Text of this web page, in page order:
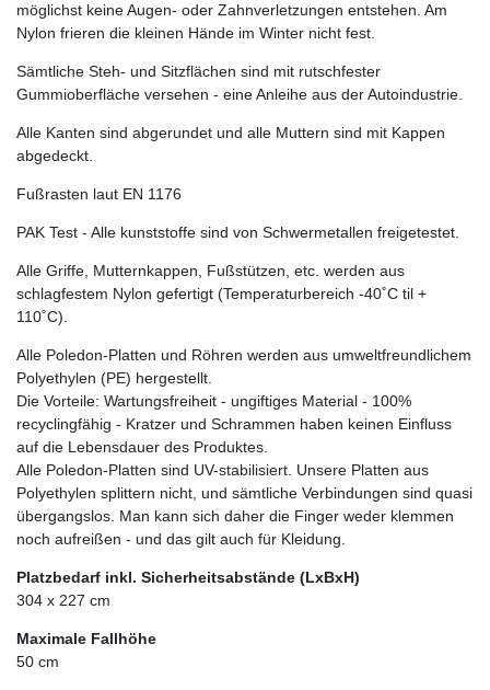
möglichst keine Augen- oder Zahnverletzungen entstehen. Am
Nylon frieren die kleinen Hände im Winter nicht fest.
Sämtliche Steh- und Sitzflächen sind mit rutschfester
Gummioberfläche versehen - eine Anleihe aus der Autoindustrie.
Alle Kanten sind abgerundet und alle Muttern sind mit Kappen
abgedeckt.
Fußrasten laut EN 1176
PAK Test - Alle kunststoffe sind von Schwermetallen freigetestet.
Alle Griffe, Mutternkappen, Fußstützen, etc. werden aus
schlagfestem Nylon gefertigt (Temperaturbereich -40˚C til +
110˚C).
Alle Poledon-Platten und Röhren werden aus umweltfreundlichem
Polyethylen (PE) hergestellt.
Die Vorteile: Wartungsfreiheit - ungiftiges Material - 100%
recyclingfähig - Kratzer und Schrammen haben keinen Einfluss
auf die Lebensdauer des Produktes.
Alle Poledon-Platten sind UV-stabilisiert. Unsere Platten aus
Polyethylen splittern nicht, und sämtliche Verbindungen sind quasi
übergangslos. Man kann sich daher die Finger weder klemmen
noch aufreißen - und das gilt auch für Kleidung.
Platzbedarf inkl. Sicherheitsabstände (LxBxH)
304 x 227 cm
Maximale Fallhöhe
50 cm